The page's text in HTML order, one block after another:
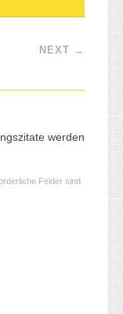
NEXT →
werden
Felder sind